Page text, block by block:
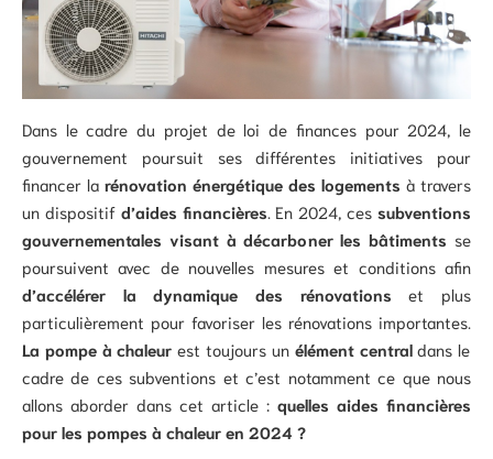
Dans le cadre du projet de loi de finances pour 2024, le
gouvernement poursuit ses différentes initiatives pour
financer la rénovation énergétique des logements à travers
un dispositif d’aides financières. En 2024, cessubventions
gouvernementales visant à décarboner les bâtiments se
poursuivent avec de nouvelles mesures et conditions afin
d’accélérer la dynamique des rénovations et plus
particulièrement pour favoriser les rénovations importantes.
La pompe à chaleur est toujours un élément centraldans le
cadre de ces subventions et c’est notamment ce que nous
allons aborder dans cet article : quelles aides financières
pour les pompes à chaleur en 2024 ?